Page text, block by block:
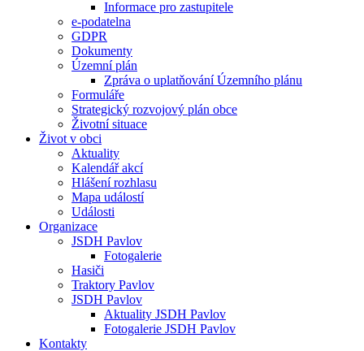
Informace pro zastupitele
e-podatelna
GDPR
Dokumenty
Územní plán
Zpráva o uplatňování Územního plánu
Formuláře
Strategický rozvojový plán obce
Životní situace
Život v obci
Aktuality
Kalendář akcí
Hlášení rozhlasu
Mapa událostí
Události
Organizace
JSDH Pavlov
Fotogalerie
Hasiči
Traktory Pavlov
JSDH Pavlov
Aktuality JSDH Pavlov
Fotogalerie JSDH Pavlov
Kontakty